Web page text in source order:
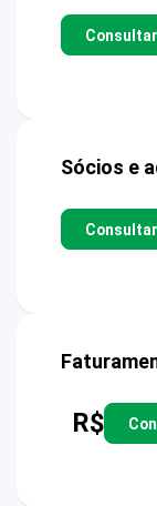
Consultar
Sócios e
Consultar
R$